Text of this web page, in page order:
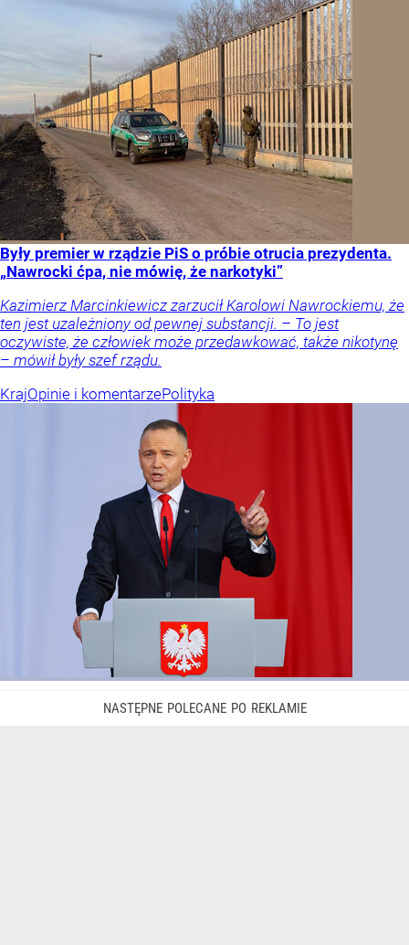
Były premier w rządzie PiS o próbie otrucia prezydenta.
„Nawrocki ćpa, nie mówię, że narkotyki”
Kazimierz Marcinkiewicz zarzucił Karolowi Nawrockiemu, że
ten jest uzależniony od pewnej substancji. – To jest
oczywiste, że człowiek może przedawkować, także nikotynę
– mówił były szef rządu.
KrajOpinie i komentarzePolityka